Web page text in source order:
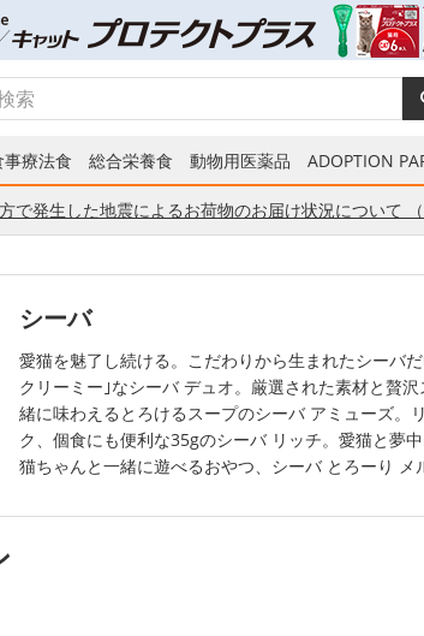
事療法食 総合栄養食 動物用医薬品 ADOPTION
で発生した地震によるお荷物のお届け状況について （
シーバ
愛猫を魅了し続ける。こだわりから生まれたシーバ
クリーミー｣なシーバ デュオ。厳選された素材と贅
緒に味わえるとろけるスープのシーバ アミューズ。
ク、個食にも便利な35gのシーバ リッチ。愛猫と夢
猫ちゃんと一緒に遊べるおやつ、シーバ とろーり メ